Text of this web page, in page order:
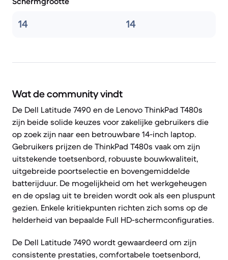
14 14
Wat de community vindt
De Dell Latitude 7490 en de Lenovo ThinkPad T480s
zijn beide solide keuzes voor zakelijke gebruikers die
op zoek zijn naar een betrouwbare 14-inch laptop.
Gebruikers prijzen de ThinkPad T480s vaak om zijn
uitstekende toetsenbord, robuuste bouwkwaliteit,
uitgebreide poortselectie en bovengemiddelde
batterijduur. De mogelijkheid om het werkgeheugen
en de opslag uit te breiden wordt ook als een pluspunt
gezien. Enkele kritiekpunten richten zich soms op de
helderheid van bepaalde Full HD-schermconfiguraties.
De Dell Latitude 7490 wordt gewaardeerd om zijn
consistente prestaties, comfortabele toetsenbord,